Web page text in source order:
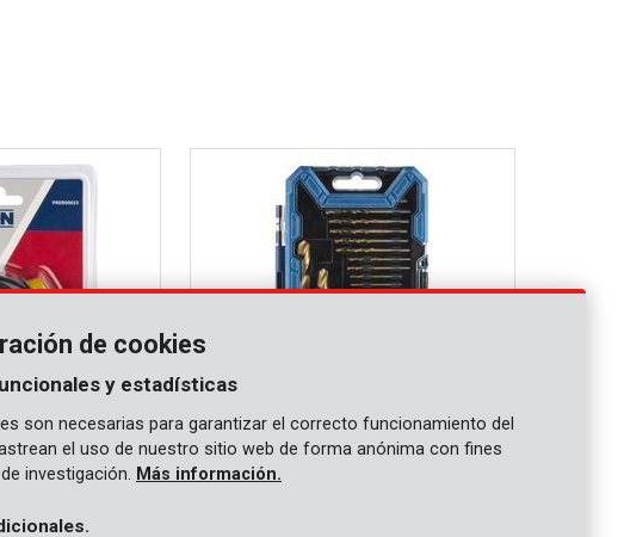
PRER00024
Conjunto de brocas metal HSS 18 pzs
de cookies
y estadísticas
son necesarias para garantizar el correcto funcionamiento del
el uso de nuestro sitio web de forma anónima con fines
investigación. Más información.